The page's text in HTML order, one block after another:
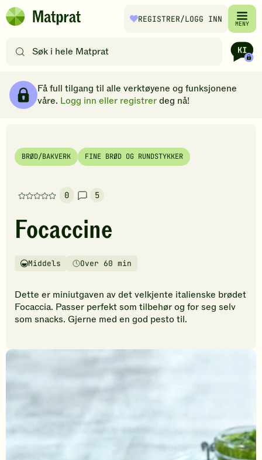
Hopp til hovedinnhold
Matprat
REGISTRER/LOGG INN MENY
etter
filtre
Få full tilgang til alle verktøyene og funksjonene
våre. Logg inn eller registrerdeg nå!
BRØD/BAKVERK FINE BRØD OG RUNDSTYKKER
0
Denne
har
foreløpig
vurderinger.
den
første
til
5
Focaccine
Vanskelighetsgrad
Middels
TilberedningstidOver 60 min
Dette er miniutgaven av det velkjente italienske brødet
Focaccia. Passer perfekt som tilbehør og for seg selv
som snacks. Gjerne med en god pesto til.